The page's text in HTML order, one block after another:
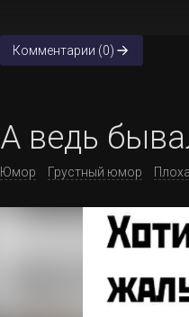
Комментарии (0)
А ведь
Юмор Грустный юмор